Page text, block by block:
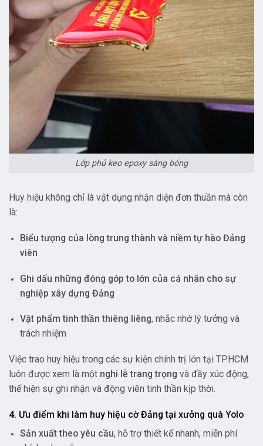
Lớp phủ keo epoxy sáng bóng
Huy hiệu không chỉ là vật dụng nhận diện đơn thuần mà còn
là:
Biểu tượng của lòng trung thành và niềm tự hào Đảng
viên
Ghi dấu những đóng góp to lớn của cá nhân cho sự
nghiệp xây dựng Đảng
Vật phẩm tinh thần thiêng liêng, nhắc nhớ lý tưởng và
trách nhiệm
Việc trao huy hiệu trong các sự kiện chính trị lớn tại TP.HCM
luôn được xem là một nghi lễ trang trọng và đầy xúc động,
thể hiện sự ghi nhận và động viên tinh thần kịp thời.
4. Ưu điểm khi làm huy hiệu cờ Đảng tại xưởng quà Yolo
Sản xuất theo yêu cầu, hỗ trợ thiết kế nhanh, miễn phí